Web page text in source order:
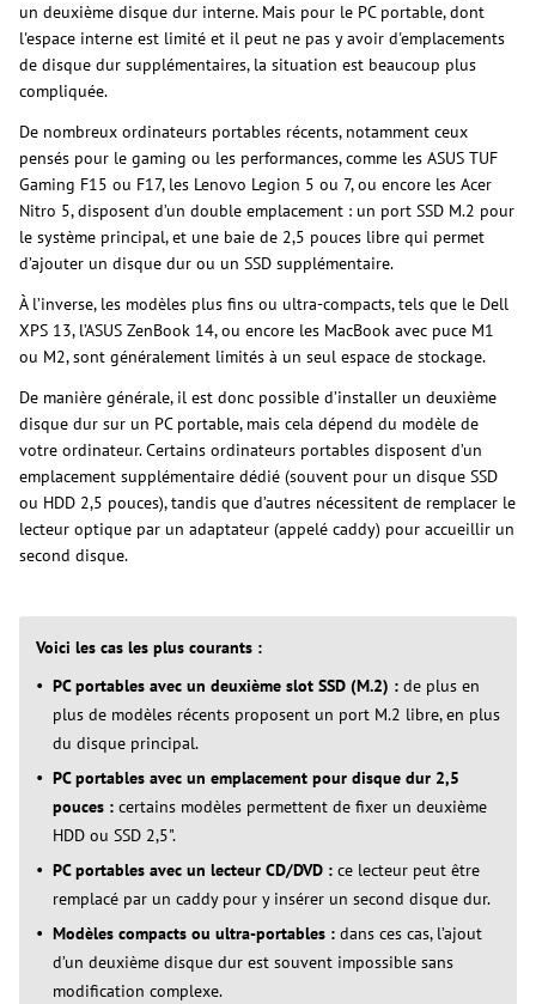
un deuxième disque dur interne. Mais pour le PC portable, dont
l'espace interne est limité et il peut ne pas y avoir d'emplacements
de disque dur supplémentaires, la situation est beaucoup plus
compliquée.
De nombreux ordinateurs portables récents, notamment ceux
pensés pour le gaming ou les performances, comme les ASUS TUF
Gaming F15 ou F17, les Lenovo Legion 5 ou 7, ou encore les Acer
Nitro 5, disposent d’un double emplacement : un port SSD M.2 pour
le système principal, et une baie de 2,5 pouces libre qui permet
d’ajouter un disque dur ou un SSD supplémentaire.
À l’inverse, les modèles plus fins ou ultra-compacts, tels que le Dell
XPS 13, l’ASUS ZenBook 14, ou encore les MacBook avec puce M1
ou M2, sont généralement limités à un seul espace de stockage.
De manière générale, il est donc possible d’installer un deuxième
disque dur sur un PC portable, mais cela dépend du modèle de
votre ordinateur. Certains ordinateurs portables disposent d’un
emplacement supplémentaire dédié (souvent pour un disque SSD
ou HDD 2,5 pouces), tandis que d’autres nécessitent de remplacer le
lecteur optique par un adaptateur (appelé caddy) pour accueillir un
second disque.
Voici les cas les plus courants :
PC portables avec un deuxième slot SSD (M.2) : de plus en
plus de modèles récents proposent un port M.2 libre, en plus
du disque principal.
PC portables avec un emplacement pour disque dur 2,5
pouces : certains modèles permettent de fixer un deuxième
HDD ou SSD 2,5".
PC portables avec un lecteur CD/DVD : ce lecteur peut être
remplacé par un caddy pour y insérer un second disque dur.
Modèles compacts ou ultra-portables : dans ces cas, l’ajout
d’un deuxième disque dur est souvent impossible sans
modification complexe.